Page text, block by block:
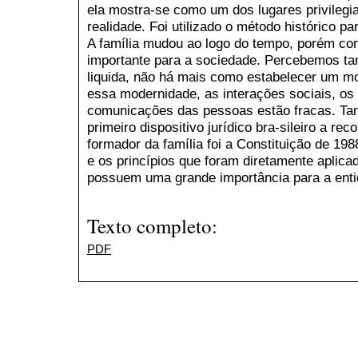
ela mostra-se como um dos lugares
realidade. Foi utilizado o método histórico
A família mudou ao logo do tempo, porém
importante para a sociedade. Percebemos
liquida, não há mais como estabelecer um
essa modernidade, as interações sociais,
comunicações das pessoas estão fracas.
primeiro dispositivo jurídico bra-sileiro a
formador da família foi a Constituição de
e os princípios que foram diretamente
possuem uma grande importância para a
Texto completo:
PDF